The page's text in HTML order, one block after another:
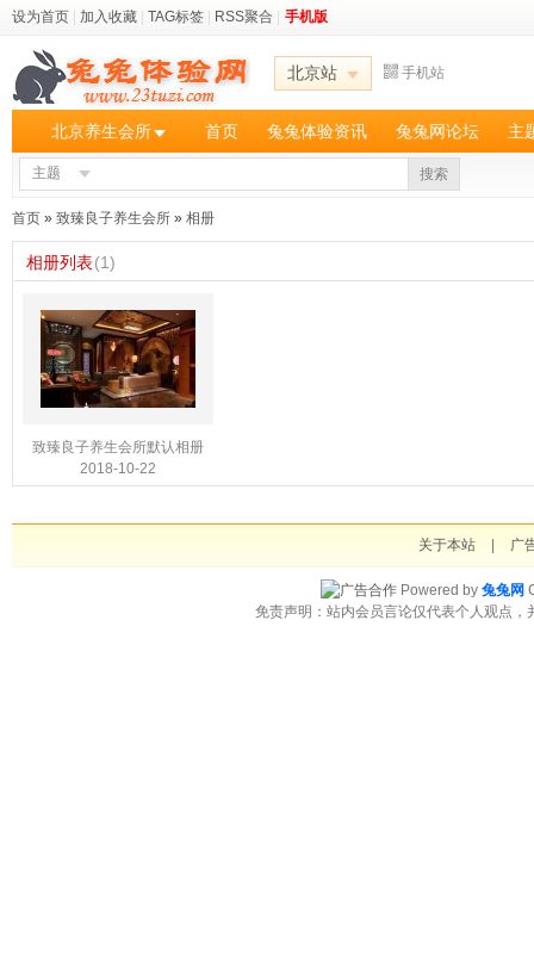
设为首页 加入收藏 TAG标签 RSS聚合 手机版
北京站 手机站
北京养生会所 首页 兔兔体验资讯 兔兔网论坛 主
主题 搜索
首页 » 致臻良子养生会所 » 相册
相册列表(1)
致臻良子养生会所默认相册
2018-10-22
关于本站 广
Powered by 兔兔网
免责声明：站内会员言论仅代表个人观点